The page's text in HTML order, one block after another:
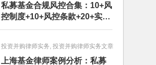
私募基金合规风控合集：10+风
控制度+10+风控条款+20+实务
文章+每月动态
投资并购律师实务, 投资并购律师实务文章
上海基金律师案例分析：私募